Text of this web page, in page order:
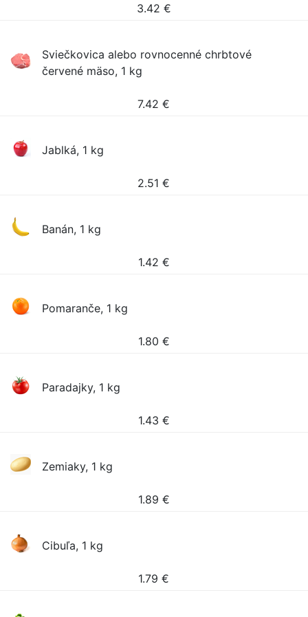
3.42 €
Sviečkovica alebo rovnocenné chrbtové
červené mäso, 1 kg
7.42 €
Jablká, 1 kg
2.51 €
Banán, 1 kg
1.42 €
Pomaranče, 1 kg
1.80 €
Paradajky, 1 kg
1.43 €
Zemiaky, 1 kg
1.89 €
Cibuľa, 1 kg
1.79 €